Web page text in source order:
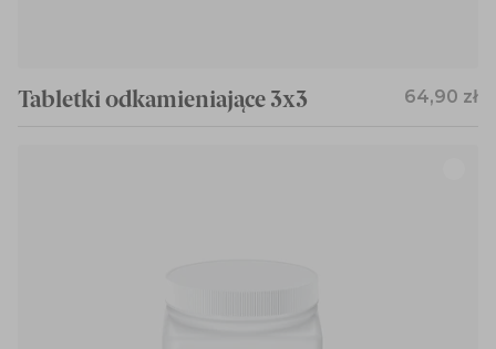
Tabletki odkamieniające 3x3 64,90 zł